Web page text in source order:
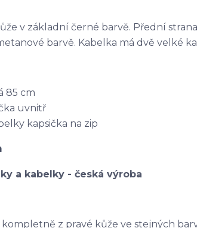
v základní černé barvě. Přední
barvě. Kabelka má dvě velké
85 cm
uvnitř
kapsička na zip
z pravé kůže ve stejných